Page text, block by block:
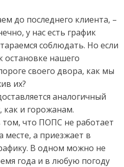
до последнего клиента, –
у нас есть график
соблюдать. Но если
остановке нашего
своего двора, как мы
их?
аналогичный
как и горожанам.
том, что ПОПС не работает
месте, а приезжает в
В одном можно не
года и в любую погоду